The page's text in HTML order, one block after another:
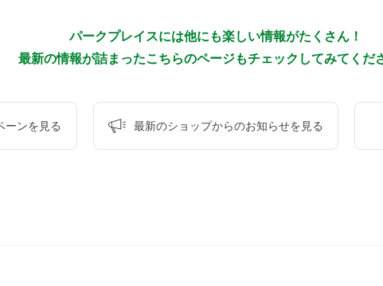
パークプレイスには他にも楽しい情報がたくさん！
最新の情報が詰まったこちらのページもチェックしてみてくだ
ーンを見る 最新のショップからのお知らせを見る